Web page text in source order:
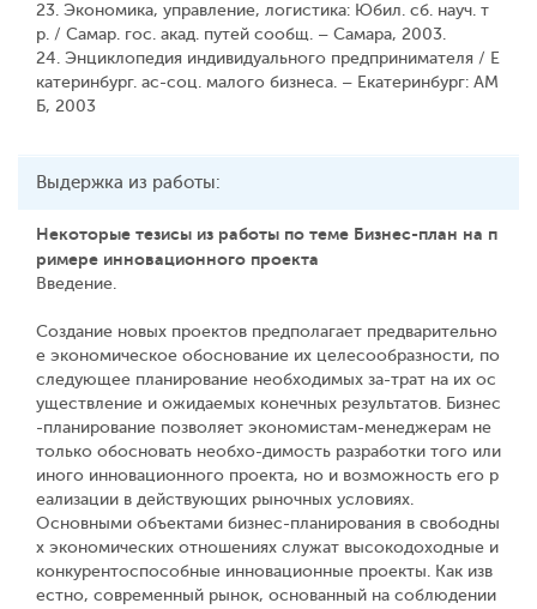
23. Экономика, управление, логистика: Юбил. сб. науч. т
р. / Самар. гос. акад. путей сообщ. – Самара, 2003.
24. Энциклопедия индивидуального предпринимателя / Е
катеринбург. ас-соц. малого бизнеса. – Екатеринбург: АМ
Б, 2003
Выдержка из работы:
Некоторые тезисы из работы по теме Бизнес-план на п
римере инновационного проекта
Введение.
Создание новых проектов предполагает предварительно
е экономическое обоснование их целесообразности, по
следующее планирование необходимых за-трат на их ос
уществление и ожидаемых конечных результатов. Бизнес
-планирование позволяет экономистам-менеджерам не
только обосновать необхо-димость разработки того или
иного инновационного проекта, но и возможность его р
еализации в действующих рыночных условиях.
Основными объектами бизнес-планирования в свободны
х экономических отношениях служат высокодоходные и
конкурентоспособные инновационные проекты. Как изв
естно, современный рынок, основанный на соблюдении